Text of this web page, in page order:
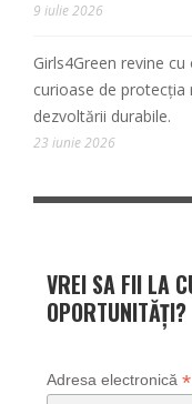
9 iulie 2026
Girls4Green revine
curioase de protecția
dezvoltării durabile.
23 iunie 2026
VREI SA FII LA
OPORTUNITĂȚI?
Adresa electronică *